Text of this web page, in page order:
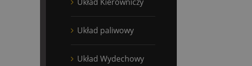
Układ paliwowy
Układ Wydechowy